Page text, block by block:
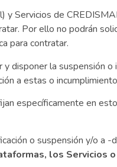
Servicios de
Por ello no podrán
para contratar.
disponer la suspensión
a estas o
específicamente en
o suspensión y/o a
los Servicios